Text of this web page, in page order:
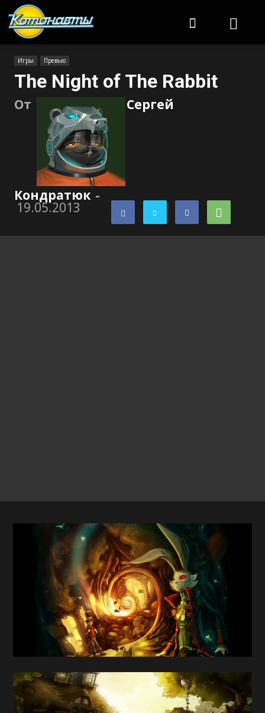
Игры Превью
The Night of The Rabbit
От Сергей
Кондратюк -
19.05.2013